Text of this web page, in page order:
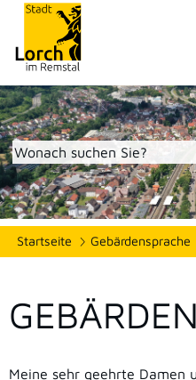
Startseite Gebärdensprache
Meine sehr geehrte Damen